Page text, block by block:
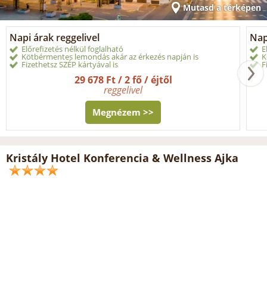
Mutasd a térképen
Napi árak reggelivel
Előrefizetés nélkül foglalható
Kötbérmentes lemondás akár az érkezés napján is
Fizethetsz SZÉP kártyával is
29 678 Ft / 2 fő / éjtől
reggelivel
Megnézem >>
Kristály Hotel Konferencia & Wellness Ajka